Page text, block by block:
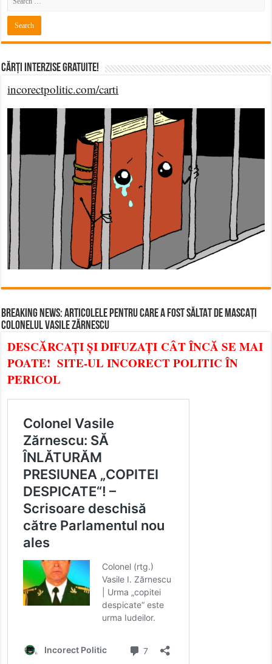
Cărți Interzise Gratuite!
incorectpolitic.com/carti
BREAKING NEWS: ARTICOLELE PENTRU CARE A FOST SĂLTAT DE MASCAȚI
COLONELUL VASILE ZĂRNESCU
DESCĂRCAȚI ȘI DIFUZAȚI CÂT ÎNCĂ SE MAI
POATE! SITE-UL INCORECT POLITIC ÎN
PERICOL